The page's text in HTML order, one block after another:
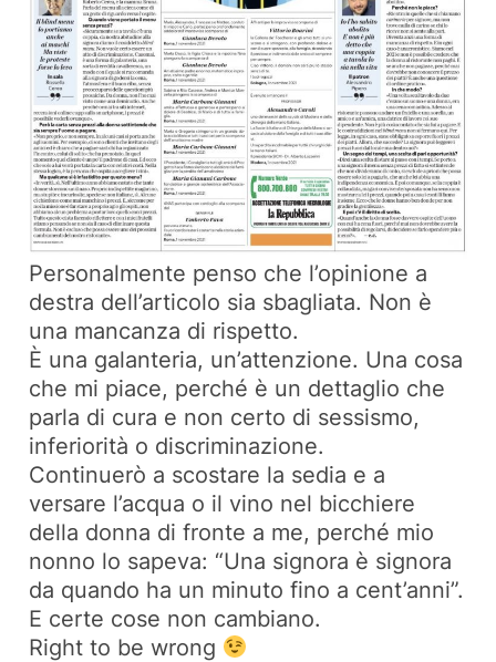
Personalmente penso che l’opinione a
destra dell’articolo sia sbagliata. Non è
una mancanza di rispetto.
È una galanteria, un’attenzione. Una cosa
che mi piace, perché è un dettaglio che
parla di cura e non certo di sessismo,
inferiorità o discriminazione.
Continuerò a scostare la sedia e a
versare l’acqua o il vino nel bicchiere
della donna di fronte a me, perché mio
nonno lo sapeva: “Una signora è signora
da quando ha un minuto fino a cent’anni”.
E certe cose non cambiano.
Right to be wrong